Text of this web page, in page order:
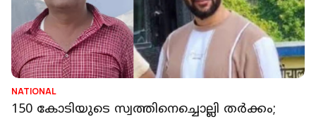
NATIONAL
150 കോടിയുടെ സ്വത്തിനെച്ചൊല്ലി തര്‍ക്കം;